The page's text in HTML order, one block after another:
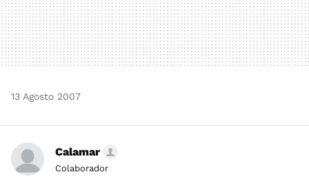
13 Agosto 2007
Calamar
Colaborador